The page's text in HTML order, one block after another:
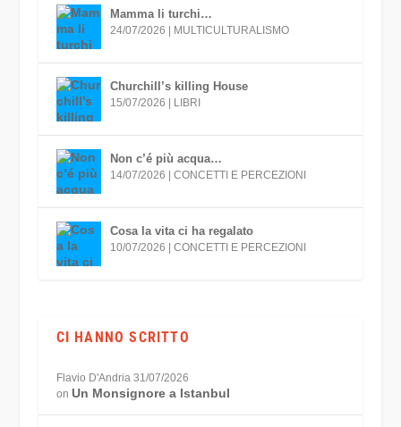
Mamma li turchi…
24/07/2026 MULTICULTURALISMO
Churchill’s killing House
15/07/2026 LIBRI
Non c’é più acqua…
14/07/2026 CONCETTI E PERCEZIONI
Cosa la vita ci ha regalato
10/07/2026 CONCETTI E PERCEZIONI
CI HANNO SCRITTO
Flavio D'Andria 31/07/2026
on Un Monsignore a Istanbul